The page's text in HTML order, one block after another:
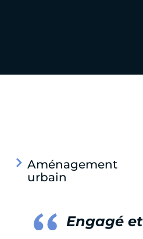
Aménagement
urbain
Engagé